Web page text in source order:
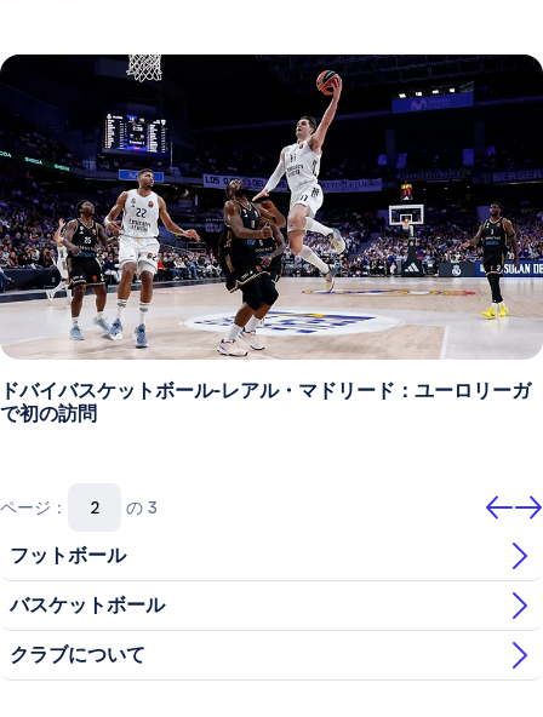
ドバイバスケットボール-レアル・マドリード：ユーロリーガ
で初の訪問
ページ： の 3
フットボール
バスケットボール
クラブについて